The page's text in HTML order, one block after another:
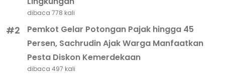
dibaca 778 kali
#2
Pemkot Gelar Potongan Pajak hingga 45
Persen, Sachrudin Ajak Warga Manfaatkan
Pesta Diskon Kemerdekaan
dibaca 497 kali